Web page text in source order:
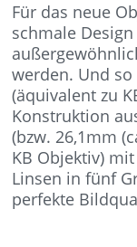
Für das neue
schmale
werden. Und so
(äquivalent zu
Konstruktion
(bzw. 26,1mm
KB Objektiv)
Linsen in fünf
perfekte